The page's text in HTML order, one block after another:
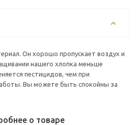
Он хорошо пропускает воздух и
нашего хлопка меньше
пестицидов, чем при
Вы можете быть спокойны за
о товаре